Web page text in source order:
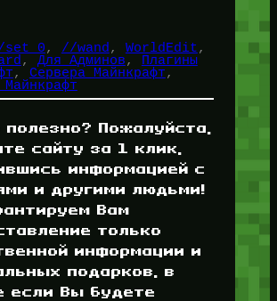
0, //wand , WorldEdit
, Для Админов,
Плагины
, Сервера Майнкрафт
полезно? Пожалуйста,
сайту за 1 клик,
информацией с
и другими людьми!
Вам
только
информации и
подарков, в
если Вы будете